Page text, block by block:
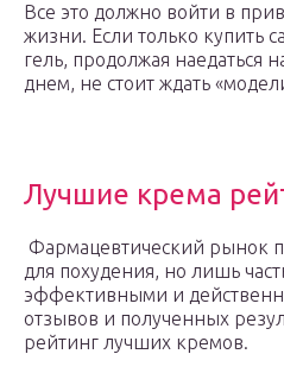
Все это должно войти в
жизни. Если только купить
гель, продолжая наедаться
днем, не стоит ждать
Лучшие крема
Фармацевтический рынок
для похудения, но лишь
эффективными и
отзывов и полученных
рейтинг лучших кремов.